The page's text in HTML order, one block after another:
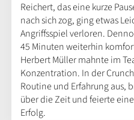
Reichert, das eine kurze
nach sich zog, ging etwas
Angriffsspiel verloren.
45 Minuten weiterhin
Herbert Müller mahnte im
Konzentration. In der
Routine und Erfahrung aus,
über die Zeit und feierte
Erfolg.